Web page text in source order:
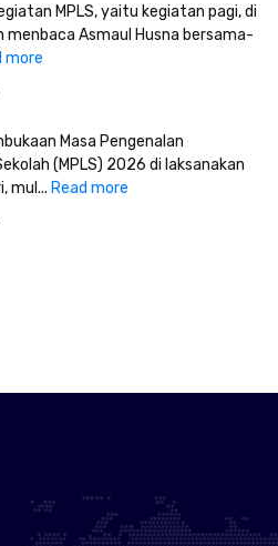
MPLS, yaitu kegiatan pagi, di
menbaca Asmaul Husna bersama-
more
Masa Pengenalan
(MPLS) 2026 di laksanakan
mul... Read more